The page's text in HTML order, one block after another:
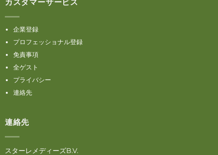
カスタマーサービス
企業登録
プロフェッショナル登録
免責事項
全ゲスト
プライバシー
連絡先
連絡先
スターレメディーズB.V.